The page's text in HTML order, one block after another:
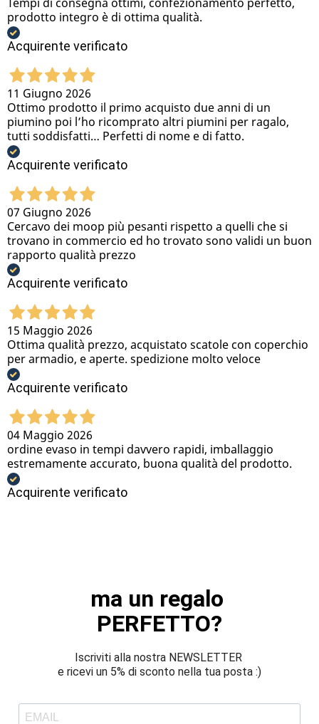
prodotto integro è di ottima qualità.
Acquirente verificato
11 Giugno 2026
Ottimo prodotto il primo acquisto due anni di un
piumino poi l’ho ricomprato altri piumini per ragalo,
tutti soddisfatti… Perfetti di nome e di fatto.
Acquirente verificato
07 Giugno 2026
Cercavo dei moop più pesanti rispetto a quelli che si
trovano in commercio ed ho trovato sono validi un buon
rapporto qualità prezzo
Acquirente verificato
15 Maggio 2026
Ottima qualità prezzo, acquistato scatole con coperchio
per armadio, e aperte. spedizione molto veloce
Acquirente verificato
04 Maggio 2026
ordine evaso in tempi davvero rapidi, imballaggio
estremamente accurato, buona qualità del prodotto.
Acquirente verificato
ma un regalo
PERFETTO?
Iscriviti alla nostra NEWSLETTER
e ricevi un 5% di sconto nella tua posta :)